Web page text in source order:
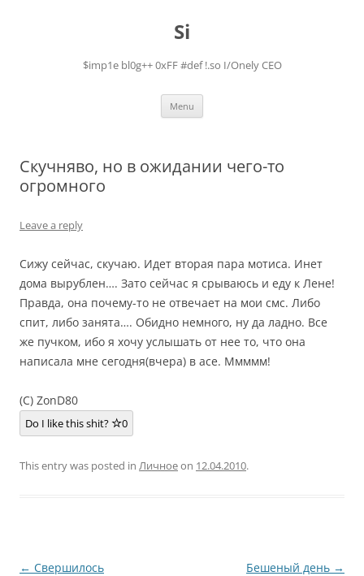
Si
$imp1e bl0g++ 0xFF #def !.so I/Onely CEO
Menu
Скучняво, но в ожидании чего-то
огромного
Leave a reply
Сижу сейчас, скучаю. Идет вторая пара мотиса. Инет
дома вырублен…. Зато сейчас я срываюсь и еду к Лене!
Правда, она почему-то не отвечает на мои смс. Либо
спит, либо занята…. Обидно немного, ну да ладно. Все
же пучком, ибо я хочу услышать от нее то, что она
написала мне сегодня(вчера) в асе. Ммммм!
(C) ZonD80
Do I like this shit? 0
This entry was posted in Личноеon 12.04.2010.
Post
← Свершилось Бешеный день →